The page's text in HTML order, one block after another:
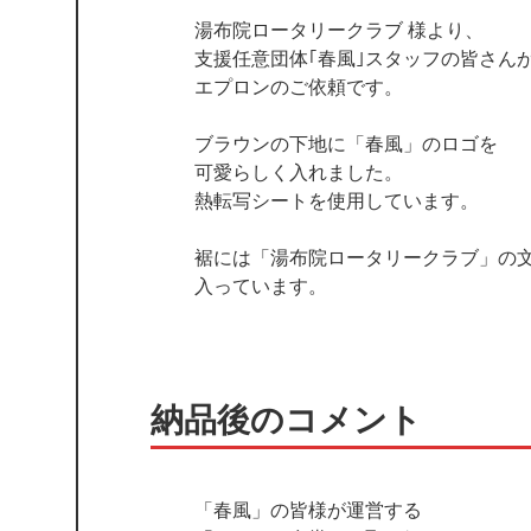
湯布院ロータリークラブ 様より、
支援任意団体｢春風｣スタッフの皆さん
エプロンのご依頼です。
ブラウンの下地に「春風」のロゴを
可愛らしく入れました。
熱転写シートを使用しています。
裾には「湯布院ロータリークラブ」の
入っています。
納品後のコメント
「春風」の皆様が運営する